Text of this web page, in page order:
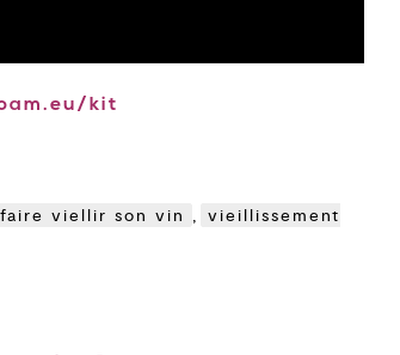
kit
faire viellir son vin , vieillissement